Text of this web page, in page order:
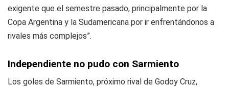
exigente que el semestre pasado, principalmente por la
Copa Argentina y la Sudamericana por ir enfrentándonos a
rivales más complejos”.
Independiente no pudo con Sarmiento
Los goles de Sarmiento, próximo rival de Godoy Cruz,